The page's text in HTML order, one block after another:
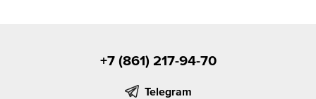
+7 (861) 217-94-70
Telegram